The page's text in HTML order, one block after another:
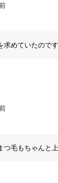
求めていたので
つ毛もちゃんと